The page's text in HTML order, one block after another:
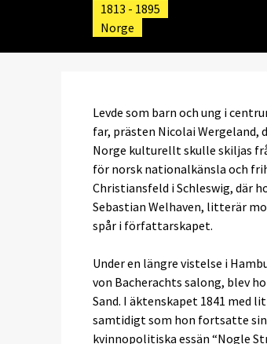
1813 - 1895
Norge
Levde som barn och ung i
far, prästen Nicolai
Norge kulturellt skulle skiljas
för norsk nationalkänsla och
Christiansfeld i Schleswig, där
Sebastian Welhaven, litterär
spår i författarskapet.
Under en längre vistelse i
von Bacherachts salong, blev
Sand. I äktenskapet 1841 med
samtidigt som hon fortsatte
kvinnopolitiska essän “Nogle